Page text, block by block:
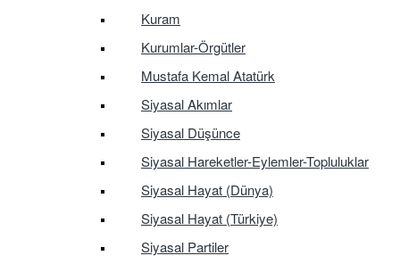
Kuram
Kurumlar-Örgütler
Mustafa Kemal Atatürk
Siyasal Akımlar
Siyasal Düşünce
Siyasal Hareketler-Eylemler-Topluluklar
Siyasal Hayat (Dünya)
Siyasal Hayat (Türkiye)
Siyasal Partiler